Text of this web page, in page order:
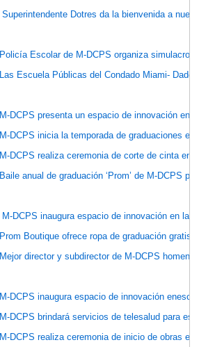
Superintendente Dotres da la bienvenida a
Policía Escolar de M-DCPS organiza simulacro
Las Escuela Públicas del Condado Miami-
M-DCPS presenta un espacio de innovación en
M-DCPS inicia la temporada de graduaciones el
M-DCPS realiza ceremonia de corte de cinta en
Baile anual de graduación ‘Prom’ de M-DCPS
M-DCPS inaugura espacio de innovación en la
Prom Boutique ofrece ropa de graduación gratis
Mejor director y subdirector de M-DCPS
M-DCPS inaugura espacio de innovación
M-DCPS brindará servicios de telesalud para
M-DCPS realiza ceremonia de inicio de obras